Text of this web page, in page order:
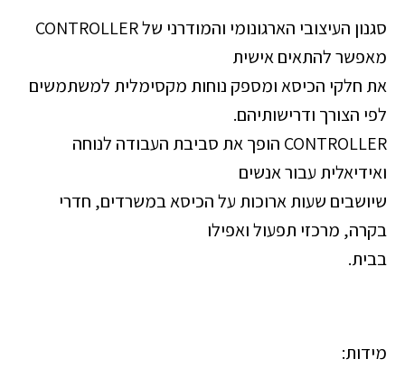
סגנון העיצובי הארגונומי והמודרני של CONTROLLER
מאפשר להתאים אישית
את חלקי הכיסא ומספק נוחות מקסימלית למשתמשים
לפי הצורך ודרישותיהם.
CONTROLLER הופך את סביבת העבודה לנוחה
ואידיאלית עבור אנשים
שיושבים שעות ארוכות על הכיסא במשרדים, חדרי
בקרה, מרכזי תפעול ואפילו
בבית.
מידות: